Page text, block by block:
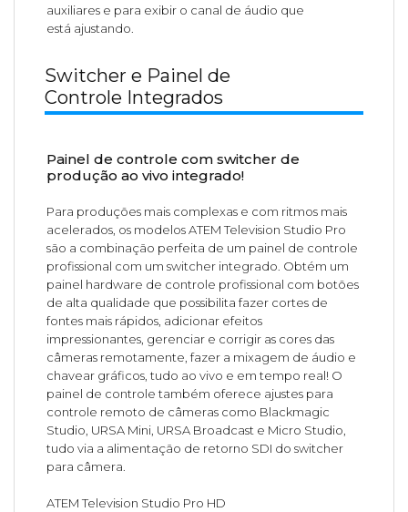
auxiliares e para exibir o canal de áudio que
está ajustando.
Switcher e Painel de
Controle Integrados
Painel de controle com switcher de
produção ao vivo integrado!
Para produções mais complexas e com ritmos mais
acelerados, os modelos ATEM Television Studio Pro
são a combinação perfeita de um painel de controle
profissional com um switcher integrado. Obtém um
painel hardware de controle profissional com botões
de alta qualidade que possibilita fazer cortes de
fontes mais rápidos, adicionar efeitos
impressionantes, gerenciar e corrigir as cores das
câmeras remotamente, fazer a mixagem de áudio e
chavear gráficos, tudo ao vivo e em tempo real! O
painel de controle também oferece ajustes para
controle remoto de câmeras como Blackmagic
Studio, URSA Mini, URSA Broadcast e Micro Studio,
tudo via a alimentação de retorno SDI do switcher
para câmera.
ATEM Television Studio Pro HD